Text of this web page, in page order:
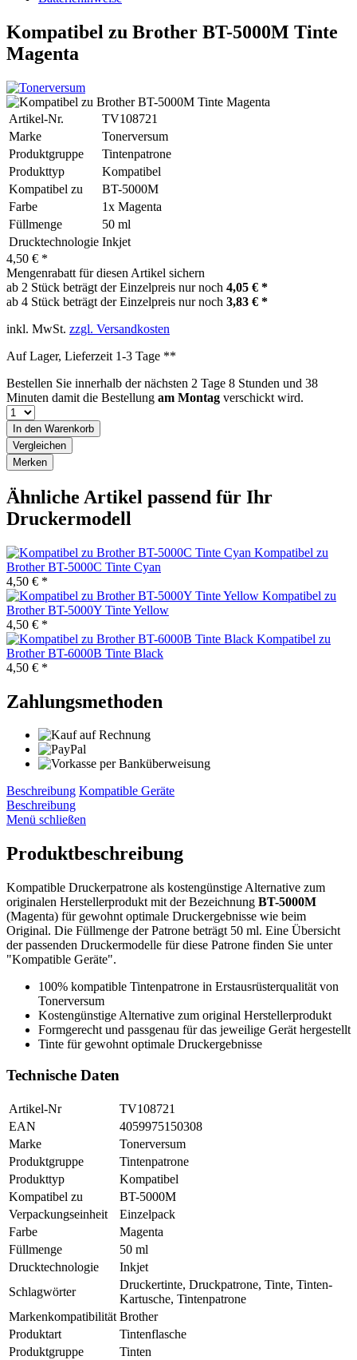
Kompatibel zu Brother BT-5000M Tinte
Magenta
Artikel-Nr.
TV108721
Marke
Tonerversum
Produktgruppe
Tintenpatrone
Produkttyp
Kompatibel
Kompatibel zu
BT-5000M
Farbe
1x Magenta
Füllmenge
50 ml
Drucktechnologie Inkjet
4,50 € *
Mengenrabatt für diesen Artikel sichern
ab 2 Stück beträgt der Einzelpreis nur noch 4,05 € *
ab 4 Stück beträgt der Einzelpreis nur noch 3,83 € *
inkl. MwSt. zzgl. Versandkosten
Auf Lager, Lieferzeit 1-3 Tage **
Bestellen Sie innerhalb der nächsten 2 Tage 8 Stunden und 38
Minuten damit die Bestellung am Montag verschickt wird.
In den Warenkorb
Vergleichen
Merken
Ähnliche Artikel passend für Ihr
Druckermodell
Kompatibel zu
Brother BT-5000C Tinte Cyan
4,50 € *
Kompatibel zu
Brother BT-5000Y Tinte Yellow
4,50 € *
Kompatibel zu
Brother BT-6000B Tinte Black
4,50 € *
Zahlungsmethoden
Beschreibung Kompatible Geräte
Beschreibung
Menü schließen
Produktbeschreibung
Kompatible Druckerpatrone als kostengünstige Alternative zum
originalen Herstellerprodukt mit der Bezeichnung BT-5000M
(Magenta) für gewohnt optimale Druckergebnisse wie beim
Original. Die Füllmenge der Patrone beträgt 50 ml. Eine Übersicht
der passenden Druckermodelle für diese Patrone finden Sie unter
"Kompatible Geräte".
100% kompatible Tintenpatrone in Erstausrüsterqualität von
Tonerversum
Kostengünstige Alternative zum original Herstellerprodukt
Formgerecht und passgenau für das jeweilige Gerät hergestellt
Tinte für gewohnt optimale Druckergebnisse
Technische Daten
Artikel-Nr
TV108721
EAN
4059975150308
Marke
Tonerversum
Produktgruppe
Tintenpatrone
Produkttyp
Kompatibel
Kompatibel zu
BT-5000M
Verpackungseinheit
Einzelpack
Farbe
Magenta
Füllmenge
50 ml
Drucktechnologie
Inkjet
Schlagwörter
Druckertinte, Druckpatrone, Tinte, Tinten-
Kartusche, Tintenpatrone
Markenkompatibilität Brother
Produktart
Tintenflasche
Produktgruppe
Tinten